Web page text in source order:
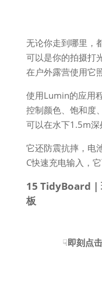
无论你走到哪里，
可以是你的拍摄打
在户外露营使用它
使用Lumin的应用
控制颜色、饱和度
可以在水下1.5m深
它还防震抗摔，电
C快速充电输入，
15 TidyBoard |
板
☟即刻点